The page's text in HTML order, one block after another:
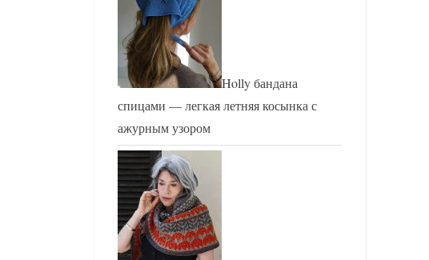
Holly бандана
спицами — легкая летняя косынка с
ажурным узором